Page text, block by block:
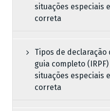
situações especiais
correta
Tipos de
guia completo
situações especiais
correta